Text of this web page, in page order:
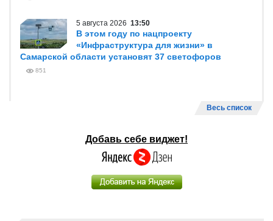
5 августа 2026 13:50
В этом году по нацпроекту
«Инфраструктура для жизни» в
Самарской области установят 37 светофоров
851
Весь список
Добавь себе виджет!